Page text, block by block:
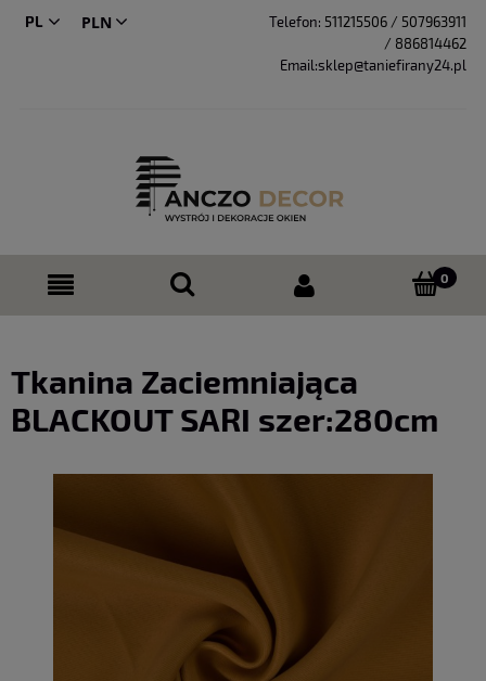
PL Telefon: 511215506 / 507963911
/ 886814462
Email:sklep@taniefirany24.pl
Tkanina Zaciemniająca
BLACKOUT SARI szer:280cm